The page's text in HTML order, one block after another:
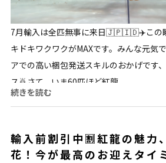
7月輸入は全匹無事に来日🇯🇵🇮🇩✈️この
キドキワクワクがMAXです。みんな元気
アでの高い梱包発送スキルのおかげです
ス🙇さて、いま60匹ほど紅龍...
続きを読む
輸入前割引中🈹紅龍の魅力
花！今が最高のお迎えタイ